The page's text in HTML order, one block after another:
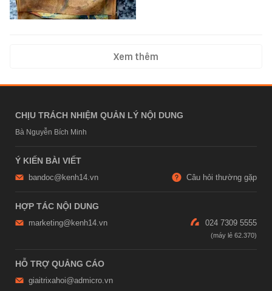
Xem thêm
CHỊU TRÁCH NHIỆM QUẢN LÝ NỘI DUNG
Bà Nguyễn Bích Minh
Ý KIẾN BÀI VIẾT
bandoc@kenh14.vn Câu hỏi thường gặp
HỢP TÁC NỘI DUNG
marketing@kenh14.vn 024 7309 5555
HỖ TRỢ QUẢNG CÁO
giaitrixahoi@admicro.vn